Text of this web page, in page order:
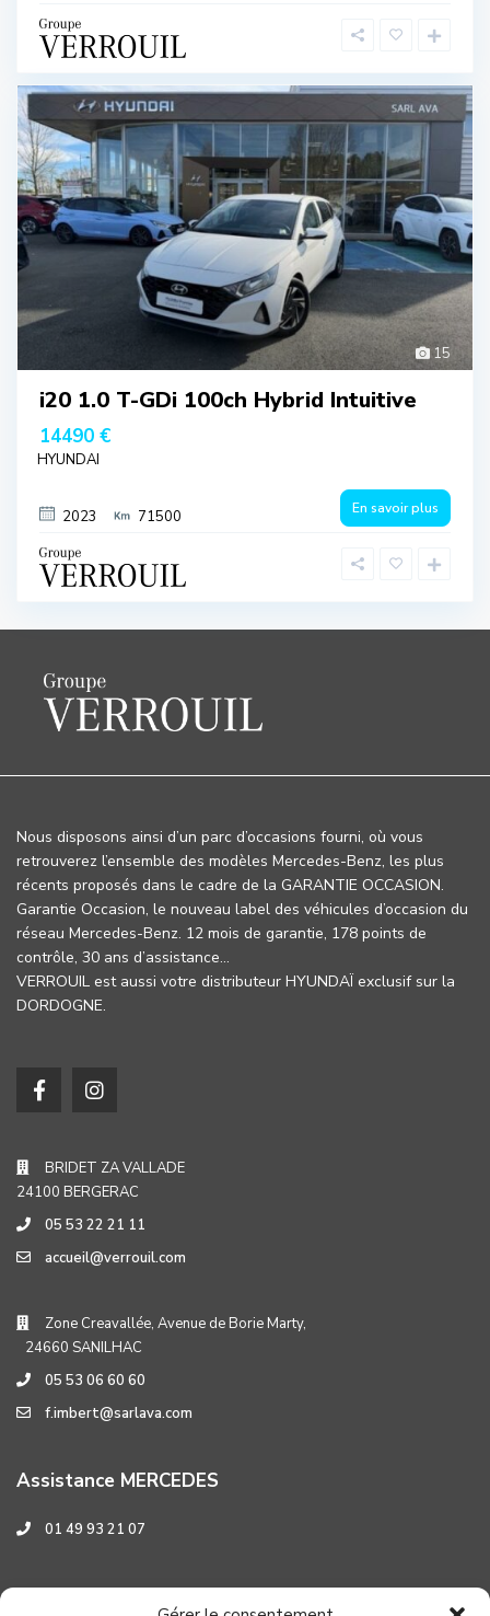
15
i20 1.0 T-GDi 100ch Hybrid Intuitive
14490 €
HYUNDAI
2023 71500 En savoir plus
Nous disposons ainsi d’un parc d’occasions fourni, où vous
retrouverez l’ensemble des modèles Mercedes-Benz, les plus
récents proposés dans le cadre de la GARANTIE OCCASION.
Garantie Occasion, le nouveau label des véhicules d’occasion du
réseau Mercedes-Benz. 12 mois de garantie, 178 points de
contrôle, 30 ans d’assistance…
VERROUIL est aussi votre distributeur HYUNDAÏ exclusif sur la
DORDOGNE.
BRIDET ZA VALLADE
24100 BERGERAC
05 53 22 21 11
accueil@verrouil.com
Zone Creavallée, Avenue de Borie Marty,
24660 SANILHAC
05 53 06 60 60
f.imbert@sarlava.com
Assistance MERCEDES
01 49 93 21 07